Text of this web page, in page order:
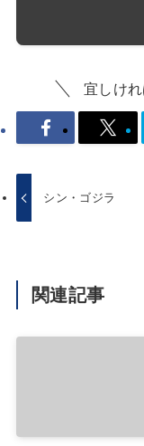
宜しけ
シン・ゴジラ
関連記事